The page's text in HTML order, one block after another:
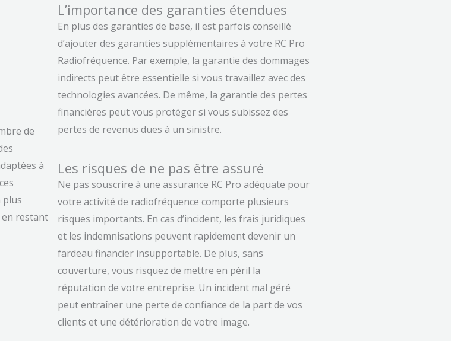
de
à
plus
restant
L’importance des garanties étendues
En plus des garanties de base, il est parfois conseillé
d’ajouter des garanties supplémentaires à votre RC Pro
Radiofréquence. Par exemple, la garantie des dommages
indirects peut être essentielle si vous travaillez avec des
technologies avancées. De même, la garantie des pertes
financières peut vous protéger si vous subissez des
pertes de revenus dues à un sinistre.
Les risques de ne pas être assuré
Ne pas souscrire à une assurance RC Pro adéquate pour
votre activité de radiofréquence comporte plusieurs
risques importants. En cas d’incident, les frais juridiques
et les indemnisations peuvent rapidement devenir un
fardeau financier insupportable. De plus, sans
couverture, vous risquez de mettre en péril la
réputation de votre entreprise. Un incident mal géré
peut entraîner une perte de confiance de la part de vos
clients et une détérioration de votre image.